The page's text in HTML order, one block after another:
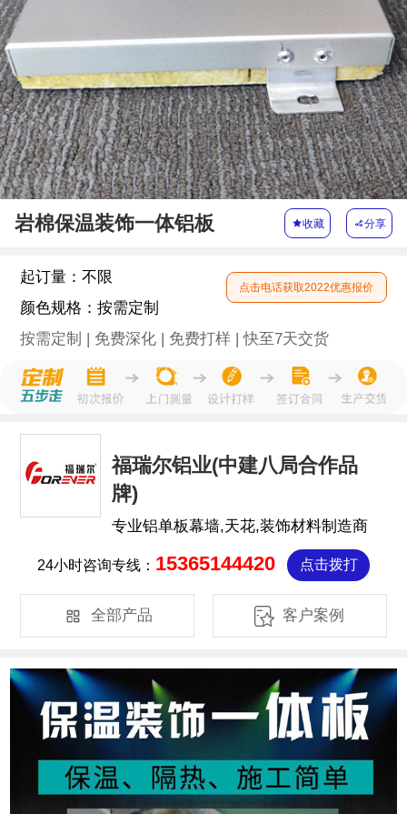
岩棉保温装饰一体铝板 收藏 分享
起订量：不限
颜色规格：按需定制
按需定制 | 免费深化 | 免费打样 | 快至7天交货
点击电话获取2022优惠报价
福瑞尔铝业(中建八局合作品
牌)
专业铝单板幕墙,天花,装饰材料制造商
24小时咨询专线： 15365144420 点击拨打
 全部产品  客户案例